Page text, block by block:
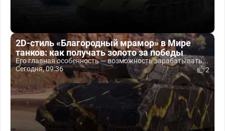
2D-стиль «Благородный мрамор» в Мире
танков: как получать золото за победы
Его главная особенность — возможность зарабатывать...
Сегодня, 09:36
2